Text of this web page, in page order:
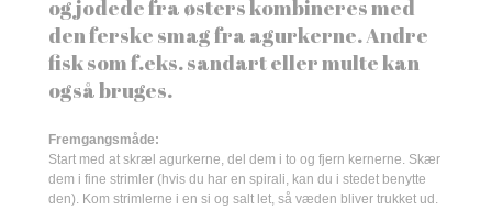
og jodede fra østers kombineres med
den ferske smag fra agurkerne. Andre
fisk som f.eks. sandart eller multe kan
også bruges.
Fremgangsmåde:
Start med at skræl agurkerne, del dem i to og fjern kernerne. Skær
dem i fine strimler (hvis du har en spirali, kan du i stedet benytte
den). Kom strimlerne i en si og salt let, så væden bliver trukket ud.